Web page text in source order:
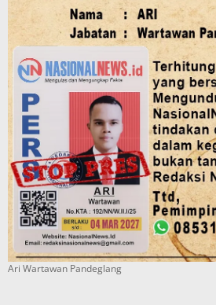
Ari Wartawan Pandeglang